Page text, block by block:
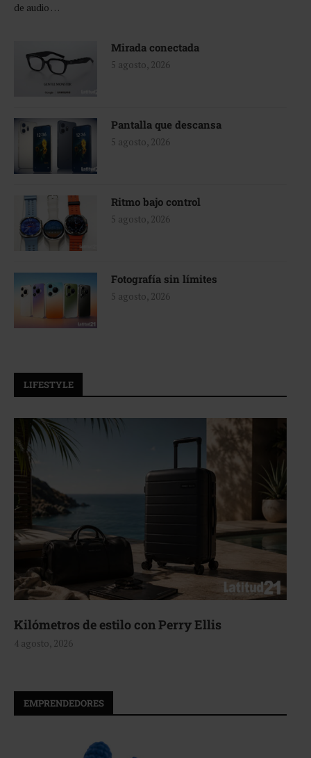
de audio …
Mirada conectada
5 agosto, 2026
Pantalla que descansa
5 agosto, 2026
Ritmo bajo control
5 agosto, 2026
Fotografía sin límites
5 agosto, 2026
LIFESTYLE
Aerie, texturas que fluyen
4 agosto, 2026
EMPRENDEDORES